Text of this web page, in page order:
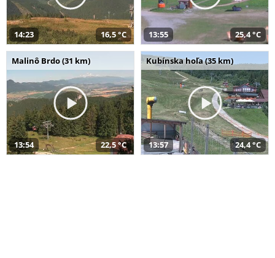
14:23 16,5 °C 13:55 25,4 °C
Malinô Brdo (31 km)
13:54 22,5 °C
Kubínska hoľa (35 km)
13:57 24,4 °C